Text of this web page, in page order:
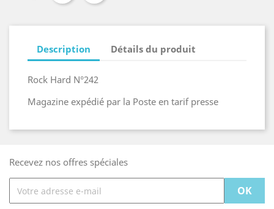
Description Détails du produit
Rock Hard N°242
Magazine expédié par la Poste en tarif presse
Recevez nos offres spéciales